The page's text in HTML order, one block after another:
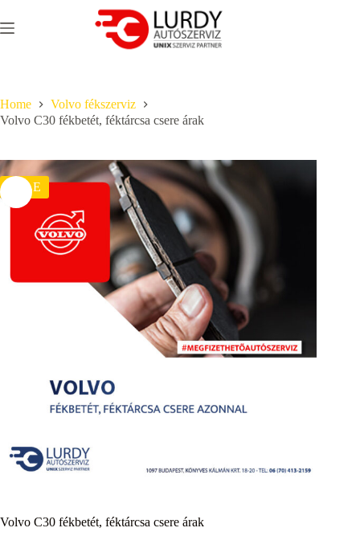
to
content
Home
Volvo fékszerviz
Volvo C30 fékbetét, féktárcsa csere árak
SALE
Volvo C30 fékbetét, féktárcsa csere árak